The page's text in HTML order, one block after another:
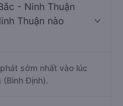
- Ninh Thuận
Thuận nào
sớm nhất vào lúc
(Bình Định).